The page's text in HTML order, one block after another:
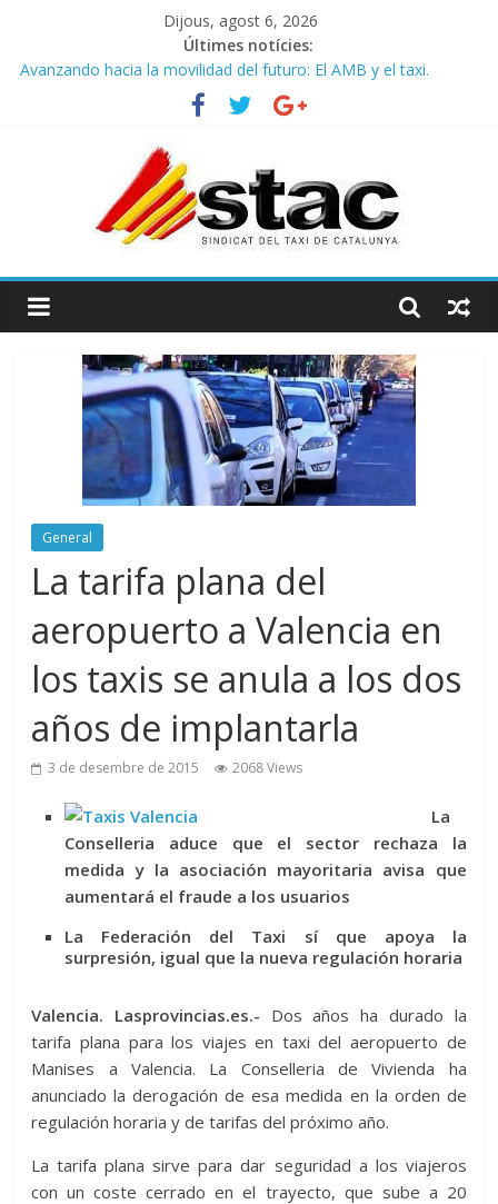
Dijous, agost 6, 2026
Últimes notícies:
Avanzando hacia la movilidad del futuro: El AMB y el taxi.
Programa de Radio TAXI LIBRE 29.07.2026 en COOLTURA FM.
STAC/ATC SOLICITAN TAULA TÈCNICA PARA MEJORAR LA
OPERATIVA DE ENTRADA EN EL PUERTO DE BARCELONA.
Programa de Radio TAXI LIBRE 22.07.2026 en COOLTURA FM.
Edición 385
COMUNICADO CONJUNTO STAC – ATC
General
La tarifa plana del
aeropuerto a Valencia en
los taxis se anula a los dos
años de implantarla
3 de desembre de 2015 2068 Views
La
Conselleria aduce que el sector rechaza la
medida y la asociación mayoritaria avisa que
aumentará el fraude a los usuarios
La Federación del Taxi sí que apoya la
surpresión, igual que la nueva regulación horaria
Valencia. Lasprovincias.es.- Dos años ha durado la
tarifa plana para los viajes en taxi del aeropuerto de
Manises a Valencia. La Conselleria de Vivienda ha
anunciado la derogación de esa medida en la orden de
regulación horaria y de tarifas del próximo año.
La tarifa plana sirve para dar seguridad a los viajeros
con un coste cerrado en el trayecto, que sube a 20